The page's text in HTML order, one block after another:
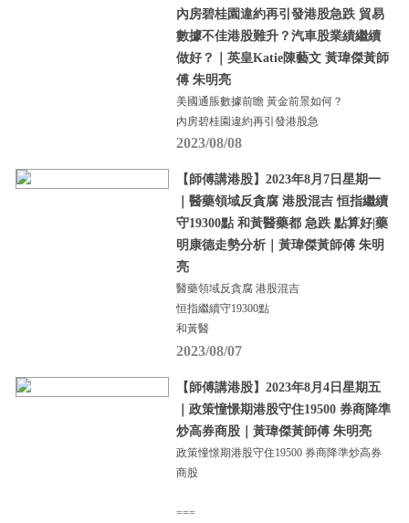
內房碧桂園違約再引發港股急跌 貿易
數據不佳港股難升？汽車股業績繼續
做好？｜英皇Katie陳藝文 黃瑋傑黃師
傅 朱明亮
美國通脹數據前瞻 黃金前景如何？
內房碧桂園違約再引發港股急
2023/08/08
【師傅講港股】2023年8月7日星期一
｜醫藥領域反貪腐 港股混吉 恒指繼續
守19300點 和黃醫藥都 急跌 點算好|藥
明康德走勢分析｜黃瑋傑黃師傅 朱明
亮
醫藥領域反貪腐 港股混吉
恒指繼續守19300點
和黃醫
2023/08/07
【師傅講港股】2023年8月4日星期五
｜政策憧憬期港股守住19500 券商降準
炒高券商股｜黃瑋傑黃師傅 朱明亮
政策憧憬期港股守住19500 券商降準炒高券
商股
===